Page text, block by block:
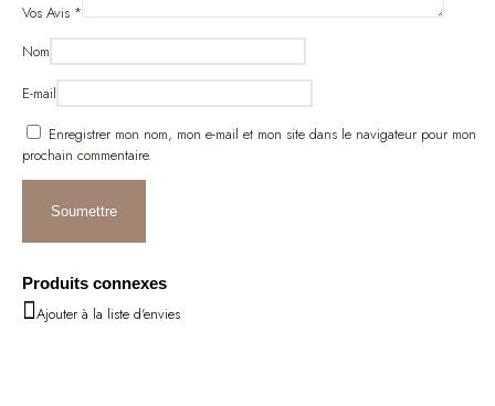
Vos Avis *
Nom
E-mail
Enregistrer mon nom, mon e-mail et mon site dans le navigateur pour mon
prochain commentaire.
Produits connexes
Ajouter à la liste d'envies